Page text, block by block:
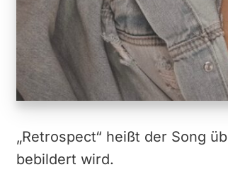
„Retrospect“ heißt der Song
bebildert wird.